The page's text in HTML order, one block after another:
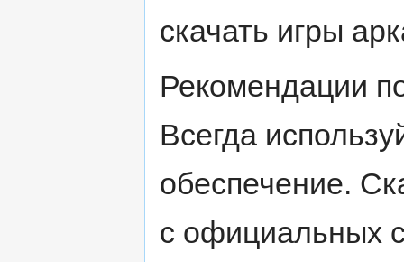
скачать игры
Рекомендации
Всегда
обеспечение.
с официальных